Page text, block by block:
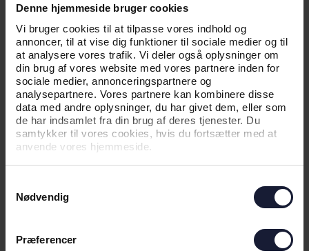
Denne hjemmeside bruger cookies
Vi bruger cookies til at tilpasse vores indhold og
annoncer, til at vise dig funktioner til sociale medier og til
at analysere vores trafik. Vi deler også oplysninger om
din brug af vores website med vores partnere inden for
sociale medier, annonceringspartnere og
analysepartnere. Vores partnere kan kombinere disse
data med andre oplysninger, du har givet dem, eller som
de har indsamlet fra din brug af deres tjenester. Du
samtykker til vores cookies, hvis du fortsætter med at
anvende vores hjemmeside.
Nødvendig
Præferencer
04.08.2026
YOUNG GUNS SUGER TIL SIG I